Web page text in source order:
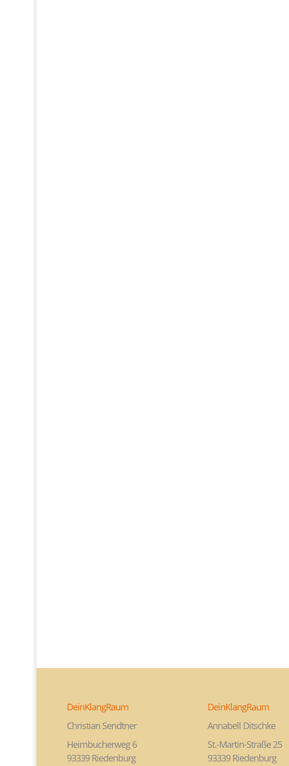
DeinKlangRaum
Christian Sendtner
Heimbucherweg 6
93339 Riedenburg
DeinKlangRaum
Annabell Ditschke
St.-Martin-Straße 25
93339 Riedenburg